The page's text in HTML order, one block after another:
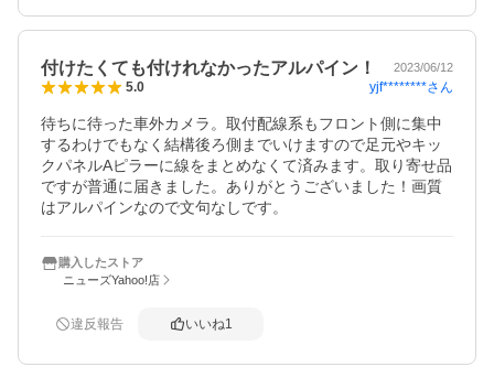
付けたくても付けれなかったアルパイン！ 2023/06/12
5.0 yjf********さん
待ちに待った車外カメラ。取付配線系もフロント側に集中
するわけでもなく結構後ろ側までいけますので足元やキッ
クパネルAピラーに線をまとめなくて済みます。取り寄せ品
ですが普通に届きました。ありがとうございました！画質
はアルパインなので文句なしです。
購入したストア
ニューズYahoo!店
違反報告 いいね1